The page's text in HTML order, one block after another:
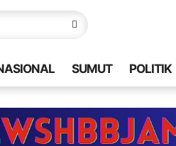
SUMUT POLITIK